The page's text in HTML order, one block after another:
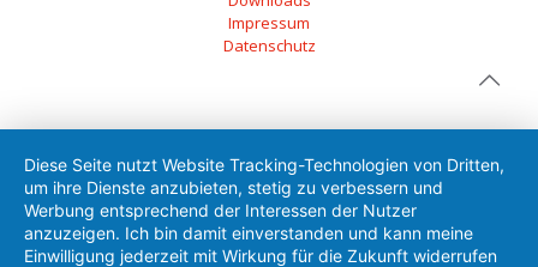
Impressum
Datenschutz
Diese Seite nutzt Website Tracking-Technologien von Dritten,
um ihre Dienste anzubieten, stetig zu verbessern und
Werbung entsprechend der Interessen der Nutzer
anzuzeigen. Ich bin damit einverstanden und kann meine
Einwilligung jederzeit mit Wirkung für die Zukunft widerrufen